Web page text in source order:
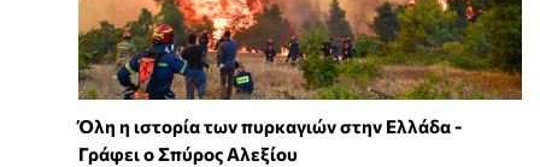
Όλη η ιστορία των πυρκαγιών στην Ελλάδα -
Γράφει ο Σπύρος Αλεξίου